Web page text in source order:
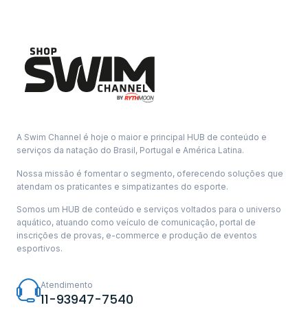
A Swim Channel é hoje o maior e principal HUB de conteúdo e
serviços da natação do Brasil, Portugal e América Latina.
Nossa missão é fomentar o segmento, oferecendo soluções que
atendam os praticantes e simpatizantes do esporte.
Somos um HUB de conteúdo e serviços voltados para o universo
aquático, atuando como veículo de comunicação, portal de
inscrições de provas, e-commerce e produção de eventos
esportivos.
Atendimento
11-93947-7540